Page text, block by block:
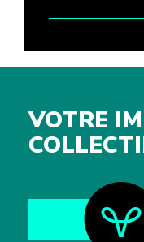
VOTRE